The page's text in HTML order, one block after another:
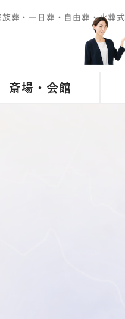
葬・一日葬・自由葬・火葬式
斎場・会館